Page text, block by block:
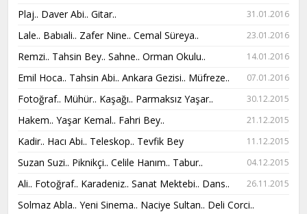
Plaj.. Daver Abi.. Gitar.. 31.01.2016
Lale.. Babıali.. Zafer Nine.. Cemal Süreya.. 23.01.2016
Remzi.. Tahsin Bey.. Sahne.. Orman Okulu.. 14.01.2016
Emil Hoca.. Tahsin Abi.. Ankara Gezisi.. Müfreze.. 07.01.2016
Fotoğraf.. Mühür.. Kaşağı.. Parmaksız Yaşar.. 30.12.2015
Hakem.. Yaşar Kemal.. Fahri Bey.. 21.12.2015
Kadir.. Hacı Abi.. Teleskop.. Tevfik Bey 11.12.2015
Suzan Suzi.. Piknikçi.. Celile Hanım.. Tabur.. 04.12.2015
Ali.. Fotoğraf.. Karadeniz.. Sanat Mektebi.. Dans.. 26.11.2015
Solmaz Abla.. Yeni Sinema.. Naciye Sultan.. Deli Corci..